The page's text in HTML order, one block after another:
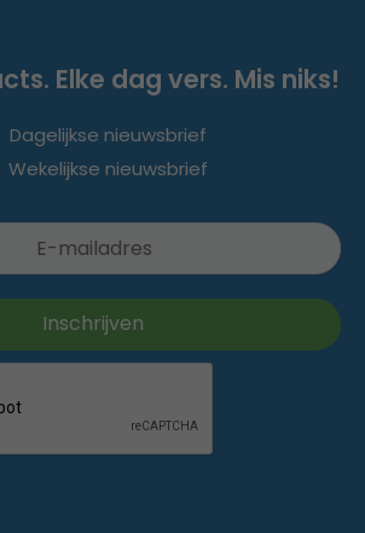
Elke dag vers. Mis niks!
Dagelijkse nieuwsbrief
Wekelijkse nieuwsbrief